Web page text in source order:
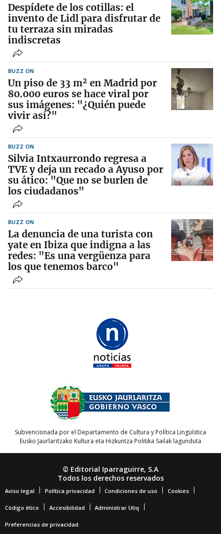
Despídete de los cotillas: el
invento de Lidl para disfrutar de
tu terraza sin miradas
indiscretas
BUZZ ON
Un piso de 33 m² en Madrid por
80.000 euros se hace viral por
sus imágenes: "¿Quién puede
vivir así?"
BUZZ ON
Silvia Intxaurrondo regresa a
TVE y deja un recado a Ayuso por
su ático: "Que no se burlen de
los ciudadanos"
BUZZ ON
La denuncia de una turista con
yate en Ibiza que indigna a las
redes: "Es una vergüenza para
los que tenemos barco"
Subvencionada por el Departamento de Cultura y Política Lingüística
Eusko Jaurlaritzako Kultura eta Hizkuntza Politika Sailak lagunduta
© Editorial Iparraguirre, S.A
Todos los derechos reservados
Aviso legal Política privacidad Condiciones de uso Cookies
Código ético Accesibilidad Administrar Utiq
Preferencias de privacidad